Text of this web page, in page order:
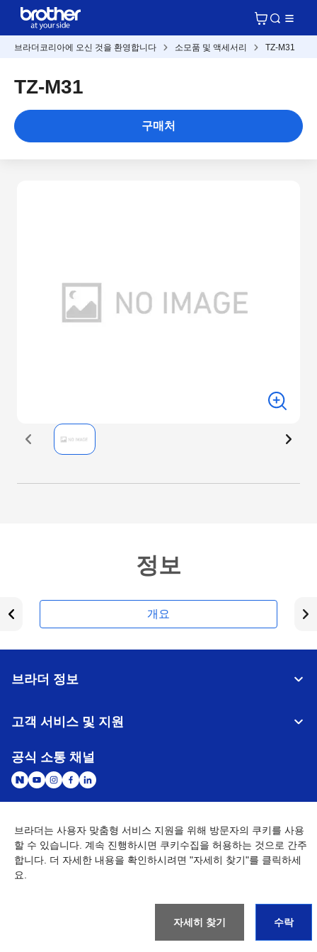
브라더코리아에 오신 것을 환영합니다 소모품 및 액세서리 TZ-M31
TZ-M31
구매처
정보
개요
브라더 정보
고객 서비스 및 지원
공식 소통 채널
대한민국 글로벌 네트워크
개인정보처리방침 이용약관
사이트맵
개인정보취급방침 (Brother Industries, Ltd.)
BROTHER INTERNATIONAL KOREA CO., LTD. All Rights
Reserved
브라더는 사용자 맞춤형 서비스 지원을 위해 방문자의 쿠키를 사용
할 수 있습니다. 계속 진행하시면 쿠키수집을 허용하는 것으로 간주
합니다. 더 자세한 내용을 확인하시려면 "자세히 찾기"를 클릭하세
요.
자세히 찾기 수락